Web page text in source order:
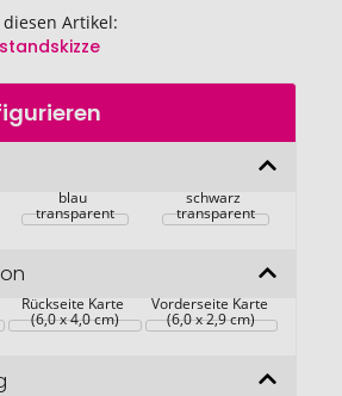
Artikel:
blau
transparent
schwarz
transparent
Rückseite Karte
(6,0 x 4,0 cm)
Vorderseite Karte
(6,0 x 2,9 cm)